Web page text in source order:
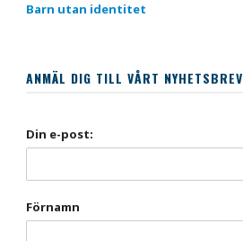
Barn utan identitet
ANMÄL DIG TILL VÅRT NYHETSBREV
Din e-post:
Förnamn